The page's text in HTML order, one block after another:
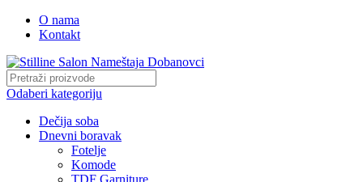
O nama
Kontakt
Odaberi kategoriju
Dečija soba
Dnevni boravak
Fotelje
Komode
TDF Garniture